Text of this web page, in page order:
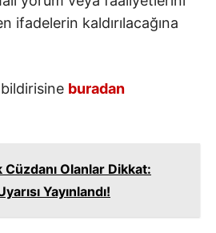
ifadelerin kaldırılacağına
bildirisine buradan
Cüzdanı Olanlar Dikkat:
Yayınlandı!